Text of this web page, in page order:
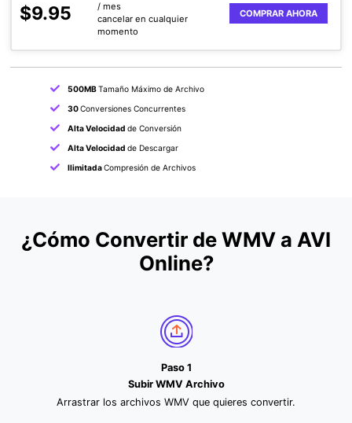
$9.95
/ mes
cancelar en cualquier
momento
COMPRAR AHORA
500MBTamaño Máximo de Archivo
30Conversiones Concurrentes
Alta Velocidad de Conversión
Alta Velocidad de Descargar
IlimitadaCompresión de Archivos
¿Cómo Convertir de WMV a AVI
Online?
Paso 1
Subir WMV Archivo
Arrastrar los archivos WMV que quieres convertir.